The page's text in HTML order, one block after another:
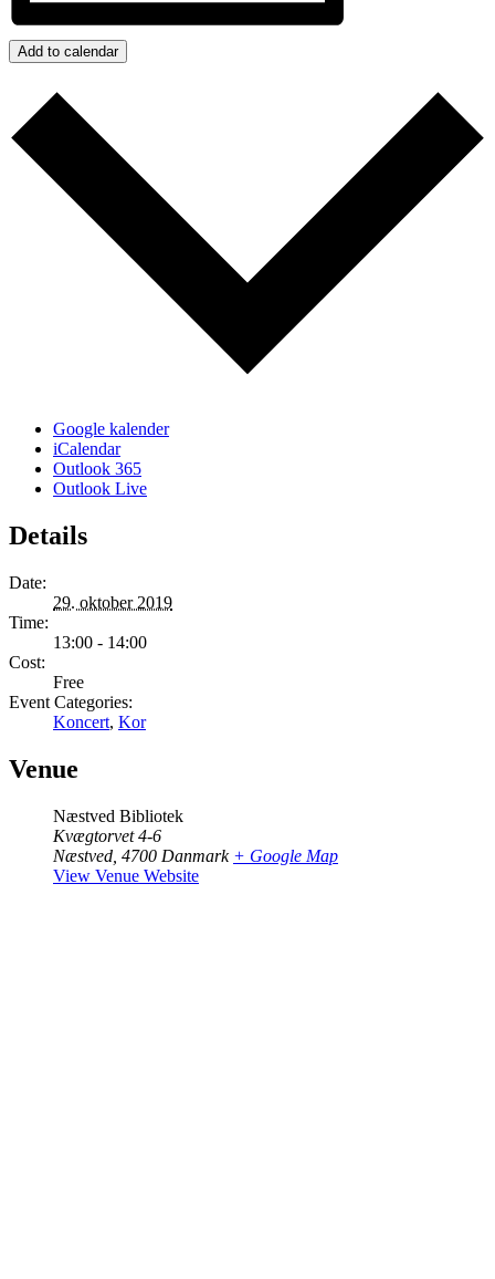
Add to calendar
Google kalender
iCalendar
Outlook 365
Outlook Live
Details
Date:
29. oktober 2019
Time:
13:00 - 14:00
Cost:
Free
Event Categories:
Koncert, Kor
Venue
Næstved Bibliotek
Kvægtorvet 4-6
Næstved 4700 Danmark + Google Map
View Venue Website